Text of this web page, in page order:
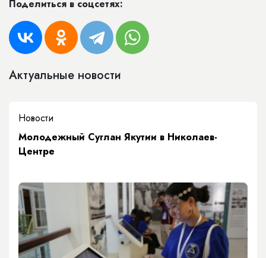
Поделиться в соцсетях:
Актуальные новости
Новости
Молодежный Суглан Якутии в Николаев-
Центре